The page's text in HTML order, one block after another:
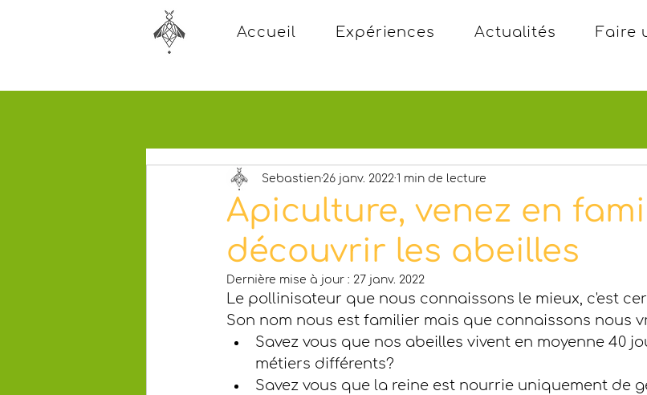
Accueil Expériences Actualités Faire
Apiculture, venez en
découvrir les abeilles
Sebastien 26 janv. 2022 1 min de lecture
Dernière mise à jour : 27 janv. 2022
Le pollinisateur que nous connaissons le mieux, c'est
Son nom nous est familier mais que connaissons nous
Savez vous que nos abeilles vivent en moyenne 40
métiers différents?
Savez vous que la reine est nourrie uniquement de